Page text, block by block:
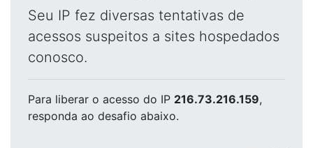
Seu IP fez diversas tentativas de
acessos suspeitos a sites hospedados
conosco.
Para liberar o acesso do IP 216.73.216.159,
responda ao desafio abaixo.